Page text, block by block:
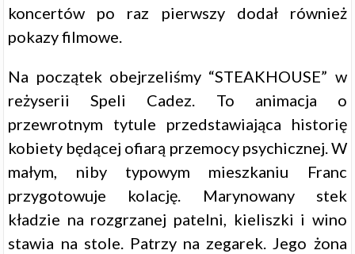
koncertów po raz pierwszy dodał również
pokazy filmowe.
Na początek obejrzeliśmy “STEAKHOUSE” w
reżyserii Speli Cadez. To animacja o
przewrotnym tytule przedstawiająca historię
kobiety będącej ofiarą przemocy psychicznej. W
małym, niby typowym mieszkaniu Franc
przygotowuje kolację. Marynowany stek
kładzie na rozgrzanej patelni, kieliszki i wino
stawia na stole. Patrzy na zegarek. Jego żona